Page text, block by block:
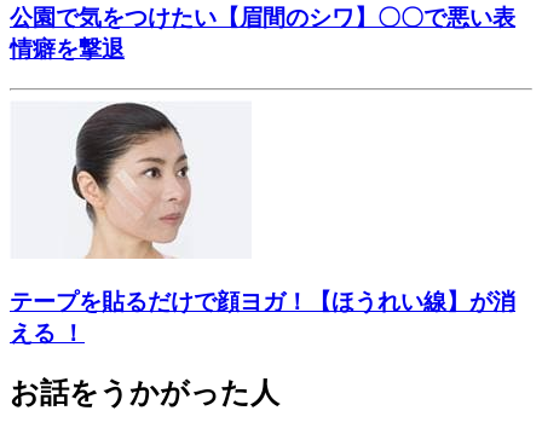
公園で気をつけたい【眉間のシワ】〇〇で悪い表
情癖を撃退
テープを貼るだけで顔ヨガ！【ほうれい線】が消
える ！
お話をうかがった人